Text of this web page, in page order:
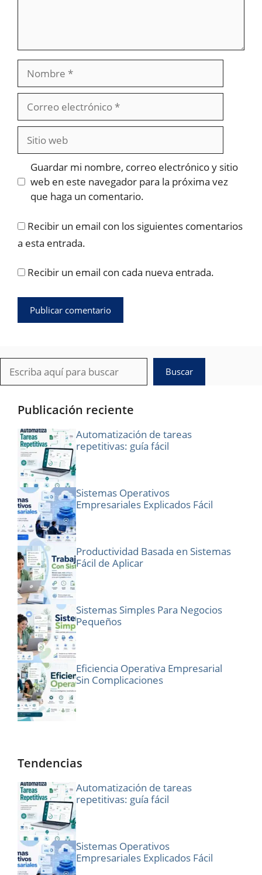
Nombre
electrónico
Sitio
web
Guardar mi nombre, correo electrónico y sitio
web en este navegador para la próxima vez
que haga un comentario.
Recibir un email con los siguientes comentarios
a esta entrada.
Recibir un email con cada nueva entrada.
Buscar
Publicación reciente
Automatización de tareas
repetitivas: guía fácil
Sistemas Operativos
Empresariales Explicados Fácil
Productividad Basada en Sistemas
Fácil de Aplicar
Sistemas Simples Para Negocios
Pequeños
Eficiencia Operativa Empresarial
Sin Complicaciones
Tendencias
Automatización de tareas
repetitivas: guía fácil
Sistemas Operativos
Empresariales Explicados Fácil